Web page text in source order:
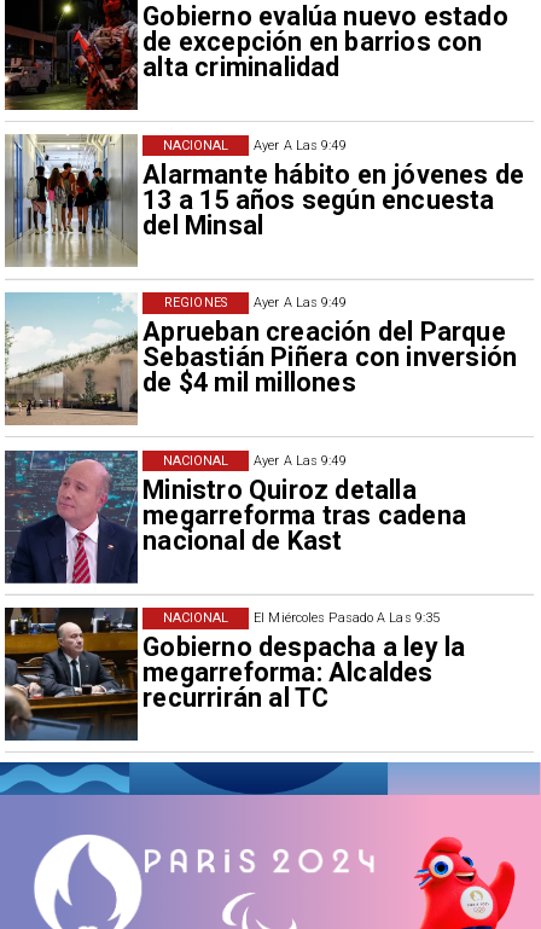
Gobierno evalúa nuevo estado
de excepción en barrios con
alta criminalidad
Ayer A Las 9:49
Alarmante hábito en jóvenes de
13 a 15 años según encuesta
del Minsal
NACIONAL
Ayer A Las 9:49
Aprueban creación del Parque
Sebastián Piñera con inversión
de $4 mil millones
REGIONES
Ayer A Las 9:49
Ministro Quiroz detalla
megarreforma tras cadena
nacional de Kast
NACIONAL
El Miércoles Pasado A Las 9:35
Gobierno despacha a ley la
megarreforma: Alcaldes
recurrirán al TC
NACIONAL